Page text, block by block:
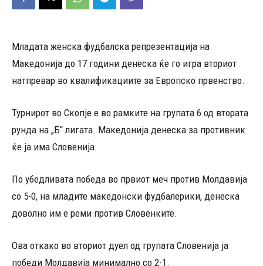
Младата женска фудбалска репрезентација на
Македонија до 17 години денеска ќе го игра вториот
натпревар во квалификациите за Европско првенство.
Турнирот во Скопје е во рамките на групата 6 од втората
рунда на „Б“ лигата. Македонија денеска за противник
ќе ја има Словенија.
По убедливата победа во првиот меч против Молдавија
со 5-0, на младите македонски фудбалерики, денеска
доволно им е реми против Словенките.
Ова откако во вториот дуел од групата Словенија ја
победи Молдавија минимално со 2-1.